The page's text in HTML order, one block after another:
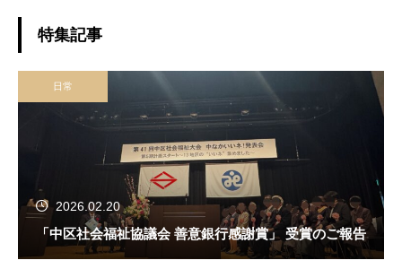
特集記事
日常
2026.02.20
「中区社会福祉協議会 善意銀行感謝賞」 受賞のご報告